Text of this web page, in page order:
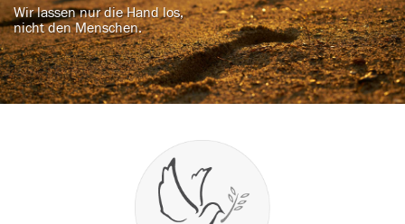
Wir lassen nur die Hand los,
nicht den Menschen.